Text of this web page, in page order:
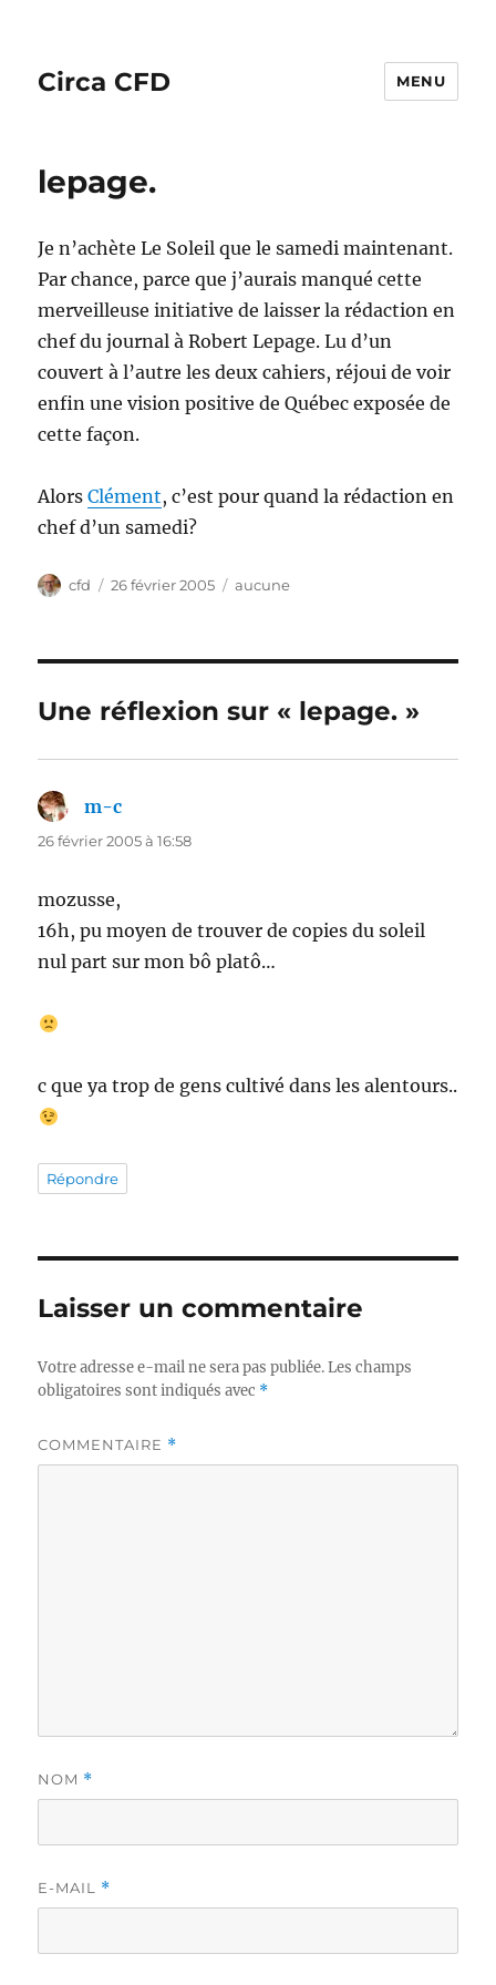
Circa CFD MENU
lepage.
Je n’achète Le Soleil que le samedi maintenant.
Par chance, parce que j’aurais manqué cette
merveilleuse initiative de laisser la rédaction en
chef du journal à Robert Lepage. Lu d’un
couvert à l’autre les deux cahiers, réjoui de voir
enfin une vision positive de Québec exposée de
cette façon.
AlorsClément, c’est pour quand la rédaction en
chef d’un samedi?
Auteur
cfd
Publié
26 février 2005 Catégories
aucune
Une réflexion sur « lepage. »
m-c
26 février 2005 à 16:58
mozusse,
16h, pu moyen de trouver de copies du soleil
nul part sur mon bô platô…
c que ya trop de gens cultivé dans les alentours..
Répondre
Laisser un commentaire
Votre adresse e-mail ne sera pas publiée. Les champs
obligatoires sont indiqués avec *
COMMENTAIRE *
NOM *
E-MAIL *